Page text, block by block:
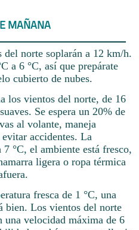
MAÑANA
norte soplarán a 12 km/h.
a 6 °C, así que prepárate
cubierto de nubes.
los vientos del norte, de 16
Se espera un 20% de
al volante, maneja
accidentes. La
°C, el ambiente está fresco,
ligera o ropa térmica
fresca de 1 °C, una
bien. Los vientos del norte
una velocidad máxima de 6